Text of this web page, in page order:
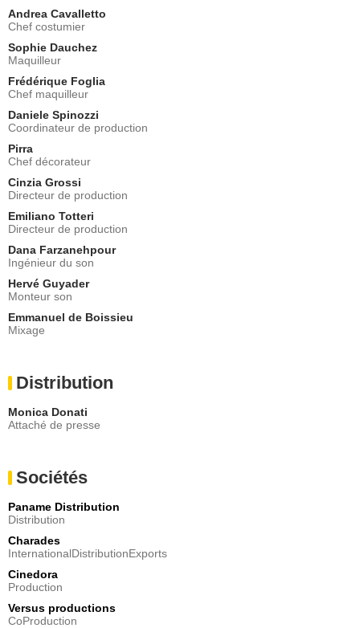
Andrea Cavalletto
Chef costumier
Sophie Dauchez
Maquilleur
Frédérique Foglia
Chef maquilleur
Daniele Spinozzi
Coordinateur de production
Pirra
Chef décorateur
Cinzia Grossi
Directeur de production
Emiliano Totteri
Directeur de production
Dana Farzanehpour
Ingénieur du son
Hervé Guyader
Monteur son
Emmanuel de Boissieu
Mixage
Distribution
Monica Donati
Attaché de presse
Sociétés
Paname Distribution
Distribution
Charades
InternationalDistributionExports
Cinedora
Production
Versus productions
CoProduction